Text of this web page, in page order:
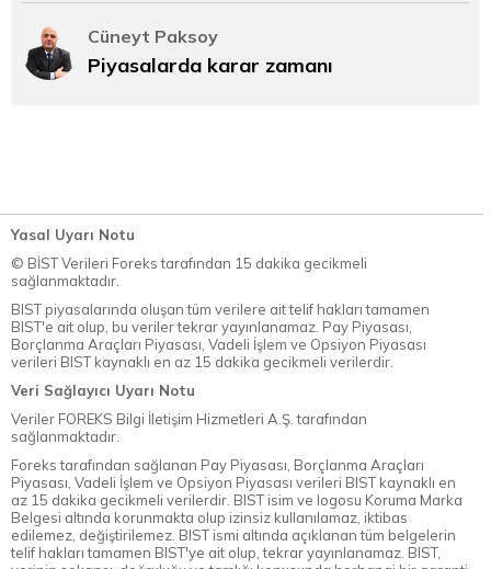
Cüneyt Paksoy
Piyasalarda karar zamanı
Yasal Uyarı Notu
© BİST Verileri Foreks tarafından 15 dakika gecikmeli
sağlanmaktadır.
BIST piyasalarında oluşan tüm verilere ait telif hakları tamamen
BIST'e ait olup, bu veriler tekrar yayınlanamaz. Pay Piyasası,
Borçlanma Araçları Piyasası, Vadeli İşlem ve Opsiyon Piyasası
verileri BIST kaynaklı en az 15 dakika gecikmeli verilerdir.
Veri Sağlayıcı Uyarı Notu
Veriler FOREKS Bilgi İletişim Hizmetleri A.Ş. tarafından
sağlanmaktadır.
Foreks tarafından sağlanan Pay Piyasası, Borçlanma Araçları
Piyasası, Vadeli İşlem ve Opsiyon Piyasası verileri BIST kaynaklı en
az 15 dakika gecikmeli verilerdir. BIST isim ve logosu Koruma Marka
Belgesi altında korunmakta olup izinsiz kullanılamaz, iktibas
edilemez, değiştirilemez. BIST ismi altında açıklanan tüm belgelerin
telif hakları tamamen BIST'ye ait olup, tekrar yayınlanamaz. BIST,